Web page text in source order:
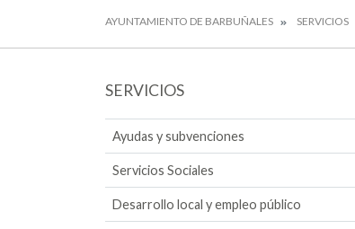
AYUNTAMIENTO DE BARBUÑALES SERVICIOS
SERVICIOS
Ayudas y subvenciones
Servicios Sociales
Desarrollo local y empleo público